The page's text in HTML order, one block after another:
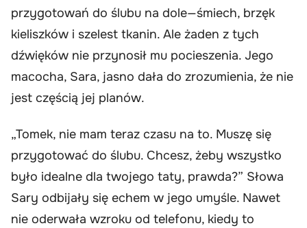
przygotowań do ślubu na dole—śmiech, brzęk
kieliszków i szelest tkanin. Ale żaden z tych
dźwięków nie przynosił mu pocieszenia. Jego
macocha, Sara, jasno dała do zrozumienia, że nie
jest częścią jej planów.
„Tomek, nie mam teraz czasu na to. Muszę się
przygotować do ślubu. Chcesz, żeby wszystko
było idealne dla twojego taty, prawda?” Słowa
Sary odbijały się echem w jego umyśle. Nawet
nie oderwała wzroku od telefonu, kiedy to